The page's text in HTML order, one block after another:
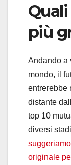
più
Andando a
mondo, il
entrerebbe
distante
top 10
diversi
originale